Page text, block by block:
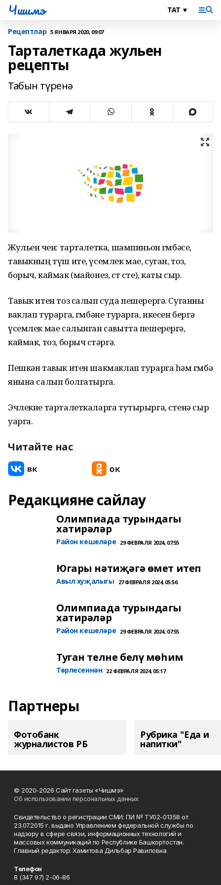
Чишмэ
Рецептлар 5 ЯНВАРЯ 2020, 09:07
Тарталеткада жульен
рецепты
Табын түренә
Жульен өчен: тарталетка, шампиньон гөмбәсе,
тавыкның түш ите, үсемлек мае, суган, тоз,
борыч, каймак (майонез, сөт өсте), каты сыр.
Тавык итен тоз салып суда пешерергә. Суганны
ваклап турарга, гөмбәне турарга, икесен бергә
үсемлек мае салынган савытта пешерергә,
каймак, тоз, борыч өстәргә.
Пешкән тавык итен шакмаклап турарга һәм гөмбә
янына салып болгатырга.
Эчлекне тарталеткаларга тутырырга, өстенә сыр
уарга.
Читайте нас
Редакцияне сайлау
Олимпиада турындагы
хатирәләр
Район кешеләре 29 ФЕВРАЛЯ 2024, 07:55
Югары нәтиҗәгә өмет итеп
Авыл хуҗалыгы 27 ФЕВРАЛЯ 2024, 05:56
Олимпиада турындагы
хатирәләр
Район кешеләре 29 ФЕВРАЛЯ 2024, 07:55
Туган телне белү мөһим
Төрлесеннән 22 ФЕВРАЛЯ 2024, 05:17
Партнеры
Фотобанк
журналистов РБ
Рубрика "Еда и
напитки"
© 2020-2026 Сайт газеты «Чишмэ»
Об использовании персональных данных
Свидетельство о регистрации СМИ: ПИ № ТУ02-01358 от
23.07.2015 г. выдано Управлением федеральной службы по
надзору в сфере связи, информационных технологий и
массовых коммуникаций по Республике Башкортостан.
Главный редактор: Хамитова Дильбар Равиловна
Телефон
8 (347 97) 2-06-86